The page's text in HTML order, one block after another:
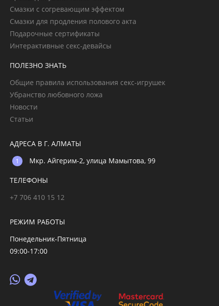
Смазки с согревающим эффектом
Смазки для продления полового акта
Подарочные сертификаты
Интерактивные секс-девайсы
ПОЛЕЗНО ЗНАТЬ
Общие правила использования секс-игрушек
Убранство любовного ложа
Новости
Статьи
АДРЕСА В Г. АЛМАТЫ
Мкр. Айгерим-2, улица Мамытова, 99
ТЕЛЕФОНЫ
+7 706 410 15 12
РЕЖИМ РАБОТЫ
Понедельник-Пятница
09:00-17:00